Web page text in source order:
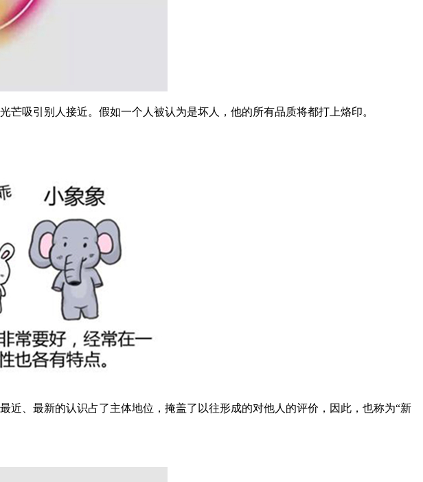
吸引别人接近。假如一个人被认为是坏人，他的所有品质将都打上烙印。
、最新的认识占了主体地位，掩盖了以往形成的对他人的评价，因此，也称为“新